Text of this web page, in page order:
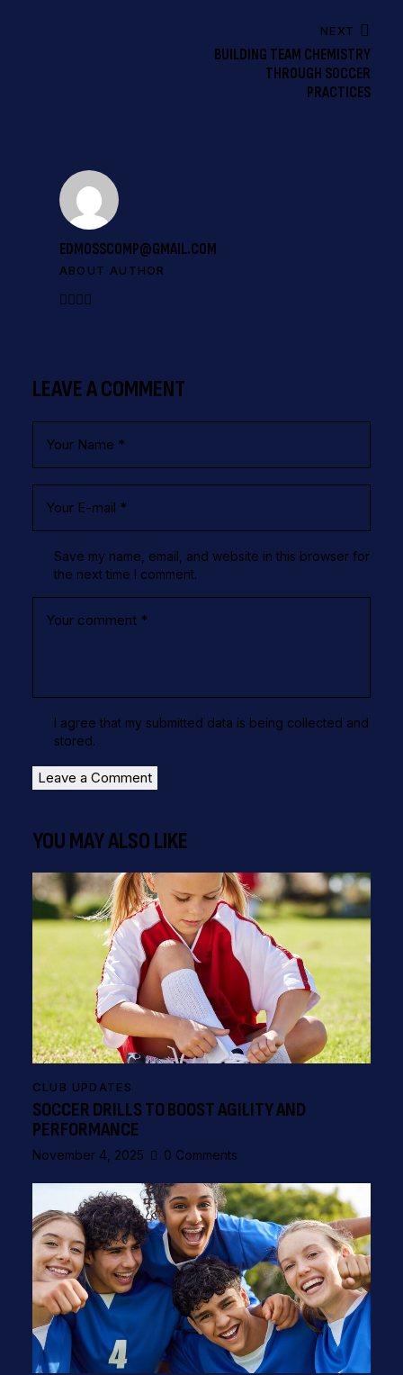
NEXT
BUILDING TEAM CHEMISTRY
THROUGH SOCCER
PRACTICES
EDMOSSCOMP@GMAIL.COM
ABOUT AUTHOR
LEAVE A COMMENT
Save my name, email, and website in this browser for
the next time I comment.
I agree that my submitted data is being collected and
stored.
YOU MAY ALSO LIKE
CLUB UPDATES
SOCCER DRILLS TO BOOST AGILITY AND
PERFORMANCE
November 4, 2025 0 Comments